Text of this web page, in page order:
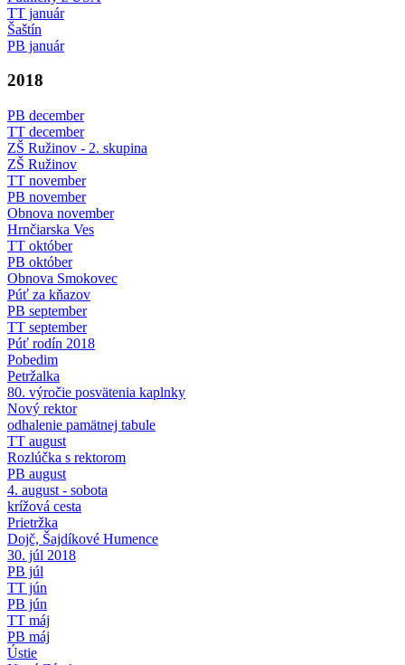
TT január
Šaštín
PB január
2018
PB december
TT december
ZŠ Ružinov - 2. skupina
ZŠ Ružinov
TT november
PB november
Obnova november
Hrnčiarska Ves
TT október
PB október
Obnova Smokovec
Púť za kňazov
PB september
TT september
Púť rodín 2018
Pobedim
Petržalka
80. výročie posvätenia kaplnky
Nový rektor
odhalenie pamätnej tabule
TT august
Rozlúčka s rektorom
PB august
4. august - sobota
krížová cesta
Prietržka
Dojč, Šajdíkové Humence
30. júl 2018
PB júl
TT jún
PB jún
TT máj
PB máj
Ústie